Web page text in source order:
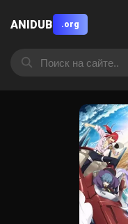
ANIDUB .org